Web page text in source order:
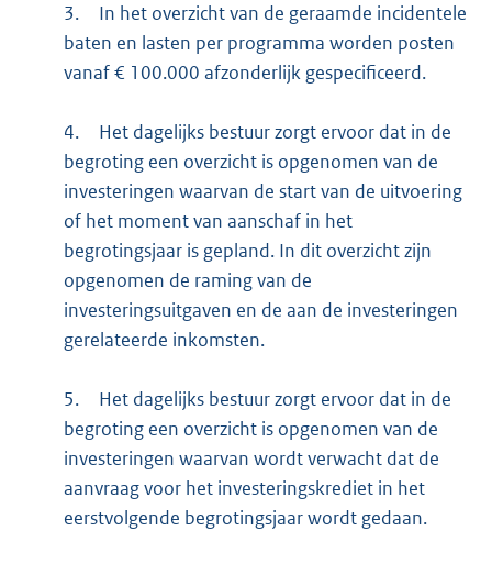
3.
In het overzicht van de geraamde incidentele
baten en lasten per programma worden posten
vanaf € 100.000 afzonderlijk gespecificeerd.
4.
Het dagelijks bestuur zorgt ervoor dat in de
begroting een overzicht is opgenomen van de
investeringen waarvan de start van de uitvoering
of het moment van aanschaf in het
begrotingsjaar is gepland. In dit overzicht zijn
opgenomen de raming van de
investeringsuitgaven en de aan de investeringen
gerelateerde inkomsten.
5.
Het dagelijks bestuur zorgt ervoor dat in de
begroting een overzicht is opgenomen van de
investeringen waarvan wordt verwacht dat de
aanvraag voor het investeringskrediet in het
eerstvolgende begrotingsjaar wordt gedaan.